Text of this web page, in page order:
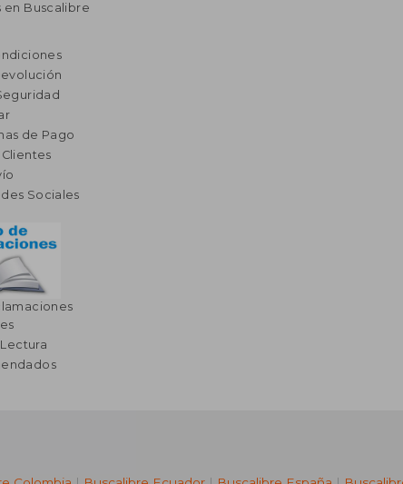
en Buscalibre
de Pago
Sociales